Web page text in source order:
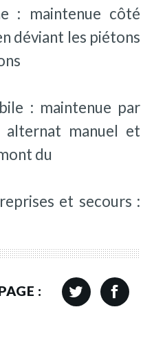
: maintenue côté
déviant les piétons
: maintenue par
alternat manuel et
du
et secours :
: